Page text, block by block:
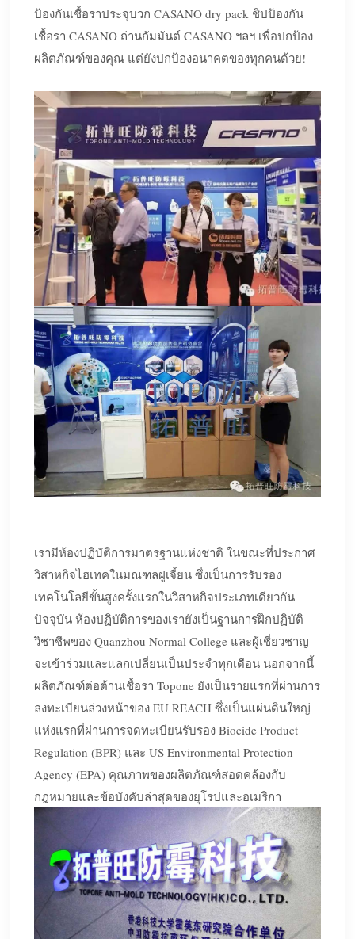
ป้องกันเชื้อราประจุบวก CASANO dry pack ชิปป้องกัน
เชื้อรา CASANO ถ่านกัมมันต์ CASANO ฯลฯ เพื่อปกป้อง
ผลิตภัณฑ์ของคุณ แต่ยังปกป้องอนาคตของทุกคนด้วย!
เรามีห้องปฏิบัติการมาตรฐานแห่งชาติ ในขณะที่ประกาศ
วิสาหกิจไฮเทคในมณฑลฝูเจี้ยน ซึ่งเป็นการรับรอง
เทคโนโลยีขั้นสูงครั้งแรกในวิสาหกิจประเภทเดียวกัน
ปัจจุบัน ห้องปฏิบัติการของเรายังเป็นฐานการฝึกปฏิบัติ
วิชาชีพของ Quanzhou Normal College และผู้เชี่ยวชาญ
จะเข้าร่วมและแลกเปลี่ยนเป็นประจำทุกเดือน นอกจากนี้
ผลิตภัณฑ์ต่อต้านเชื้อรา Topone ยังเป็นรายแรกที่ผ่านการ
ลงทะเบียนล่วงหน้าของ EU REACH ซึ่งเป็นแผ่นดินใหญ่
แห่งแรกที่ผ่านการจดทะเบียนรับรอง Biocide Product
Regulation (BPR) และ US Environmental Protection
Agency (EPA) คุณภาพของผลิตภัณฑ์สอดคล้องกับ
กฎหมายและข้อบังคับล่าสุดของยุโรปและอเมริกา